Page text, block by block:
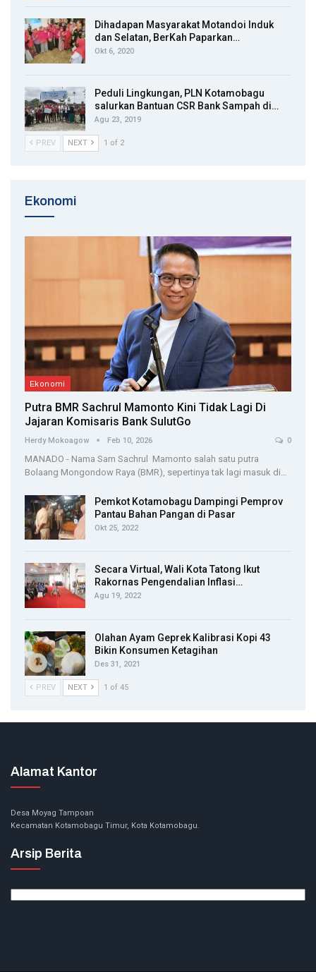
Dihadapan Masyarakat Motandoi Induk
dan Selatan, BerKah Paparkan…
Okt 6, 2020
Peduli Lingkungan, PLN Kotamobagu
salurkan Bantuan CSR Bank Sampah di…
Agu 23, 2019
PREV NEXT 1 of 2
Ekonomi
Ekonomi
Putra BMR Sachrul Mamonto Kini Tidak Lagi Di
Jajaran Komisaris Bank SulutGo
Herdy Mokoagow Feb 10, 2026 0
MANADO - Nama Sam Sachrul Mamonto salah satu putra
Bolaang Mongondow Raya (BMR), sepertinya tak lagi masuk di…
Pemkot Kotamobagu Dampingi Pemprov
Pantau Bahan Pangan di Pasar
Okt 25, 2022
Secara Virtual, Wali Kota Tatong Ikut
Rakornas Pengendalian Inflasi…
Agu 19, 2022
Olahan Ayam Geprek Kalibrasi Kopi 43
Bikin Konsumen Ketagihan
Des 31, 2021
PREV NEXT 1 of 45
Alamat Kantor
Desa Moyag Tampoan
Kecamatan Kotamobagu Timur, Kota Kotamobagu.
Arsip Berita